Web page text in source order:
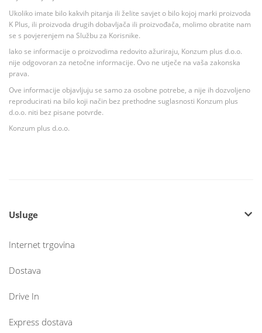
Ukoliko imate bilo kakvih pitanja ili želite savjet o bilo kojoj marki proizvoda
K Plus, ili proizvoda drugih dobavljača ili proizvođača, molimo obratite nam
se s povjerenjem na Službu za Korisnike.
Iako se informacije o proizvodima redovito ažuriraju, Konzum plus d.o.o.
nije odgovoran za netočne informacije. Ovo ne utječe na vaša zakonska
prava.
Ove informacije objavljuju se samo za osobne potrebe, a nije ih dozvoljeno
reproducirati na bilo koji način bez prethodne suglasnosti Konzum plus
d.o.o. niti bez pisane potvrde.
Konzum plus d.o.o.
Usluge
Internet trgovina
Dostava
Drive In
Express dostava